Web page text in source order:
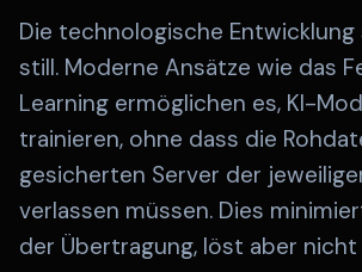
Die technologische
still. Moderne Ansätze wie das
Learning ermöglichen es, KI-
trainieren, ohne dass die
gesicherten Server der
verlassen müssen. Dies
der Übertragung, löst aber nicht